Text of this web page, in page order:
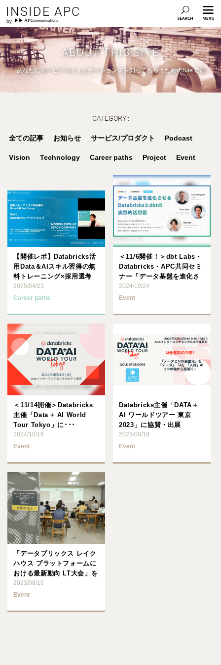
INSIDE APC
ABOUT THIS SITE
あなたにエーピーコミュニケーションズを知ってもらうためのSiteです
CATEGORY :
全ての記事 お知らせ サービス/プロダクト Podcast
Vision Technology Career paths Project Event
【開催レポ】Databricks活
用Data＆AIスキル習得の無
料トレーニング×採用選考
「Data ･･･
2025/04/23
Career paths
＜11/6開催！＞dbt Labs・
Databricks・APC共同セミ
ナー「データ基盤を進化さ
せる･･･
2024/10/24
Event
＜11/14開催＞Databricks
主催「Data + AI World
Tour Tokyo」に･･･
2024/10/16
Event
Databricks主催「DATA＋
AI ワールドツアー 東京
2023」に協賛・出展
2023/08/18
Event
「データブリックス レイク
ハウス プラットフォームに
おける最新動向 LT大会」を
開催しました！
2023/08/16
Event